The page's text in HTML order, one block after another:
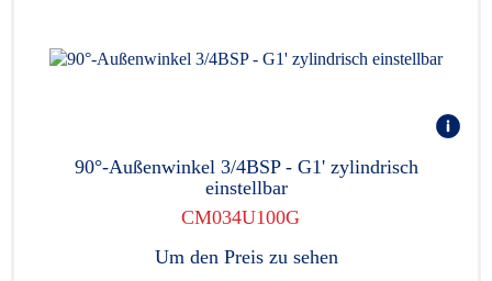
90°-Außenwinkel 3/4BSP - G1' zylindrisch
einstellbar
CM034U100G
Um den Preis zu sehen